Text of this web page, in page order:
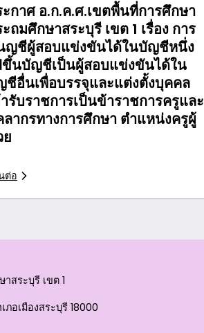
กาศ อ.ก.ค.ศ.เขตพื้นที่การศึกษา
ถมศึกษาสระบุรี เขต 1 เรื่อง การ
ญชีผู้สอบแข่งขันได้ในบัญชีหนึ่ง
นบัญชีเป็นผู้สอบแข่งขันได้ใน
อื่นเพื่อบรรจุและแต่งตั้งบุคคล
รับราชการเป็นข้าราชการครูและ
ากรทางการศึกษา ตำแหน่งครูผู้
ต่อ
สระบุรี เขต 1
อเมืองสระบุรี 18000